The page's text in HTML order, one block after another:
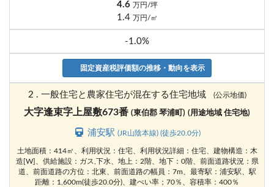
4.6 万円/坪
1.4 万円/㎡
-1.0%
固定資産税評価額の推移・動向を表示
2 . 一般住宅と農家住宅が混在する住宅地域 (公示地価)
大字逢束字上屋敷673番 (東伯郡 琴浦町) (用途地域 住宅地)
浦安駅(JR山陰本線) (徒歩20.0分)
土地面積：414㎡、利用状況：住宅、利用状況詳細：住宅、建物構造：木
造[W]、供給施設：ガス,下水、地上：2階、地下：0階、前面道路状況：県
道、前面道路の方位：北東、前面道路の幅員：7m、最寄駅：浦安駅、駅
距離：1,600m(徒歩20.0分)、建ぺい率；70％、容積率：400％